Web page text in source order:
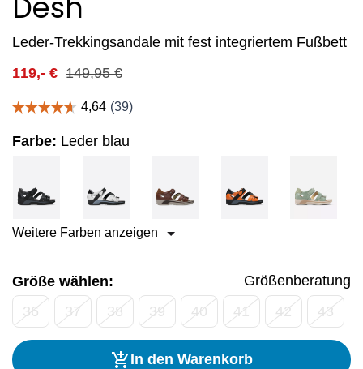
Leder-Trekkingsandale mit fest integriertem Fußbett
149,95€
119,- €
Farbe: Leder blau
Weitere Farben anzeigen
Größe wählen:
Größenberatung
36
37 38 39 40 41 42 43
In den Warenkorb